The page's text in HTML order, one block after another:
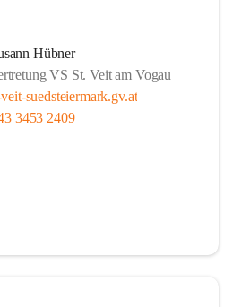
Hübner
VS St. Veit am Vogau
suedsteiermark.gv.at
3453 2409